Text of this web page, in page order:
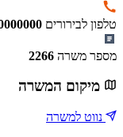
טלפון לבירורים
מספר משרה 2266
מיקום המשרה
נווט למשרה